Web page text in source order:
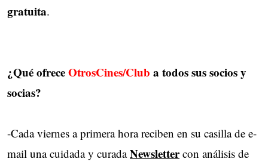
gratuita.
¿Qué ofreceOtrosCines/Club a todos sus socios y
socias?
-Cada viernes a primera hora reciben en su casilla de e-
mail una cuidada y curadaNewslettercon análisis de